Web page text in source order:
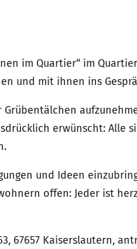
im Quartier“ im
und mit ihnen ins
erwünscht: Alle
und Ideen
offen: Jeder ist
67657 Kaiserslautern,